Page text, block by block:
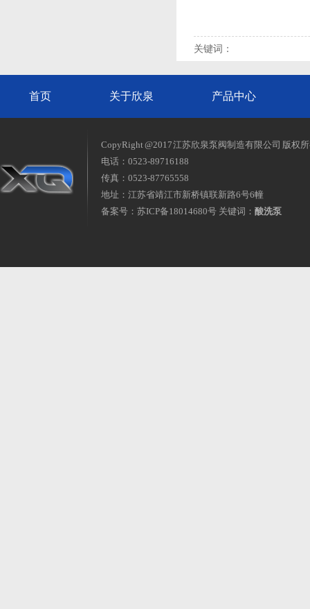
关键词：
首页 关于欣泉 产品中心
CopyRight @2017 江苏欣泉泵阀制造有限公司 版权
电话：0523-89716188
传真：0523-87765558
地址：江苏省靖江市新桥镇联新路6号6幢
备案号： 苏ICP备18014680号 关键词： 酸洗泵